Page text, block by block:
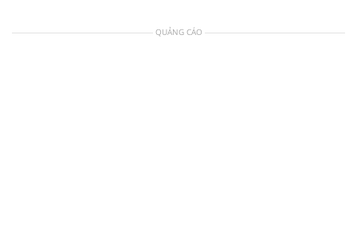
QUẢNG CÁO